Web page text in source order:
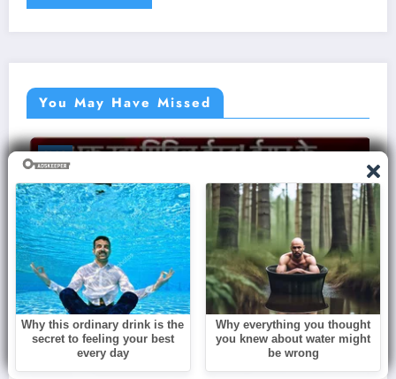
You May Have Missed
BLOG